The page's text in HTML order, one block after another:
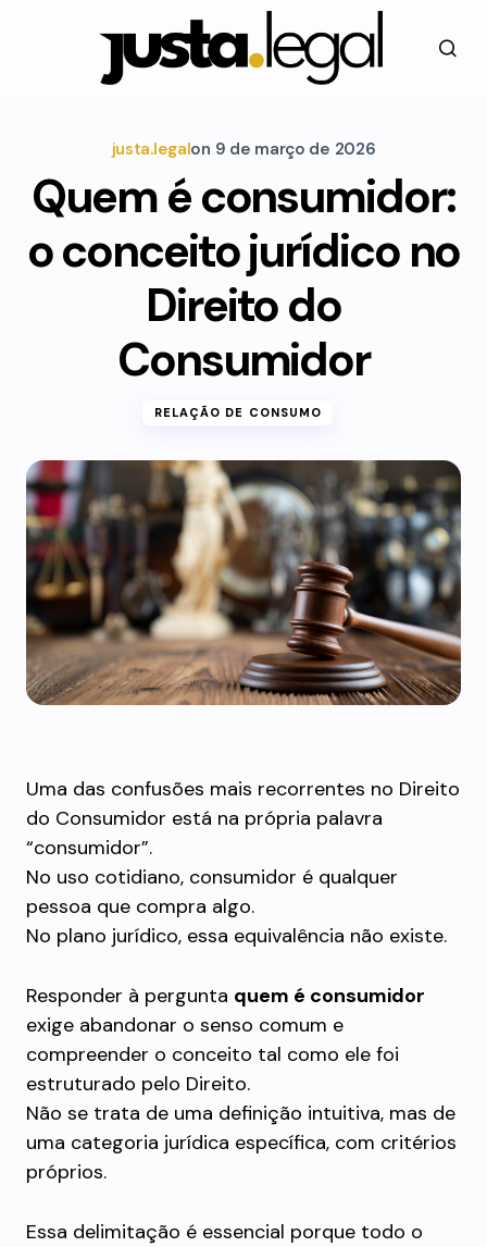
justa.legalon 9 de março de 2026
Quem é consumidor:
o conceito jurídico no
Direito do
Consumidor
RELAÇÃO DE CONSUMO
Uma das confusões mais recorrentes no Direito
do Consumidor está na própria palavra
“consumidor”.
No uso cotidiano, consumidor é qualquer
pessoa que compra algo.
No plano jurídico, essa equivalência não existe.
Responder à pergunta quem é consumidor
exige abandonar o senso comum e
compreender o conceito tal como ele foi
estruturado pelo Direito.
Não se trata de uma definição intuitiva, mas de
uma categoria jurídica específica, com critérios
próprios.
Essa delimitação é essencial porque todo o